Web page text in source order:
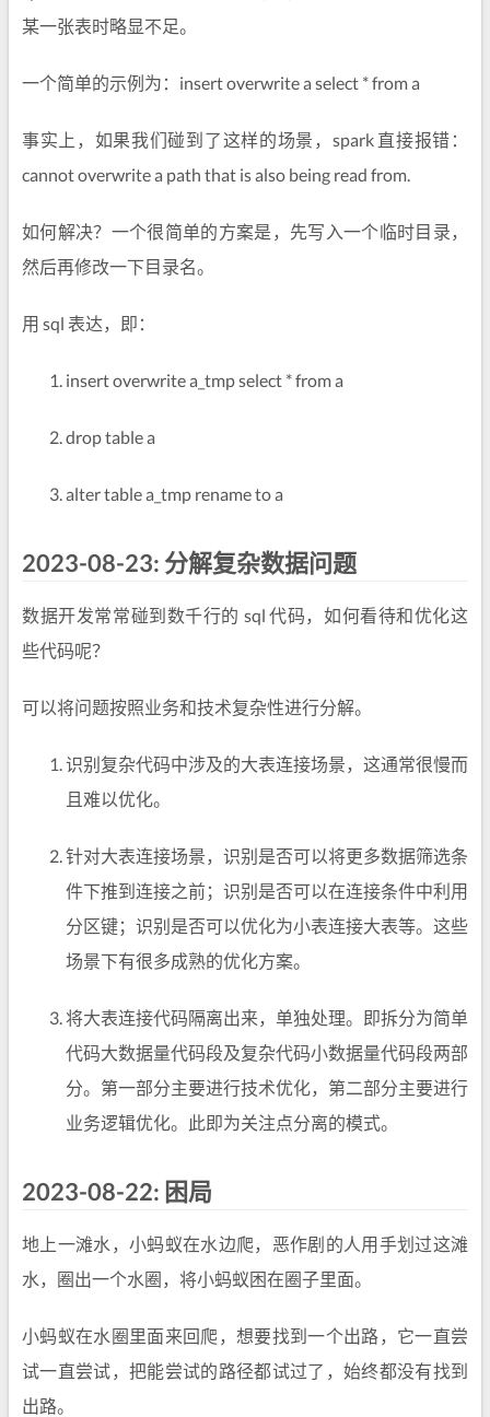
某一张表时略显不足。
一个简单的示例为：insert overwrite a select * from a
事实上，如果我们碰到了这样的场景，spark 直接报错：
cannot overwrite a path that is also being read from.
如何解决？一个很简单的方案是，先写入一个临时目录，
然后再修改一下目录名。
用 sql 表达，即：
insert overwrite a_tmp select * from a
drop table a
alter table a_tmp rename to a
2023-08-23: 分解复杂数据问题
数据开发常常碰到数千行的 sql 代码，如何看待和优化这
些代码呢？
可以将问题按照业务和技术复杂性进行分解。
识别复杂代码中涉及的大表连接场景，这通常很慢而
且难以优化。
针对大表连接场景，识别是否可以将更多数据筛选条
件下推到连接之前；识别是否可以在连接条件中利用
分区键；识别是否可以优化为小表连接大表等。这些
场景下有很多成熟的优化方案。
将大表连接代码隔离出来，单独处理。即拆分为简单
代码大数据量代码段及复杂代码小数据量代码段两部
分。第一部分主要进行技术优化，第二部分主要进行
业务逻辑优化。此即为关注点分离的模式。
2023-08-22: 困局
地上一滩水，小蚂蚁在水边爬，恶作剧的人用手划过这滩
水，圈出一个水圈，将小蚂蚁困在圈子里面。
小蚂蚁在水圈里面来回爬，想要找到一个出路，它一直尝
试一直尝试，把能尝试的路径都试过了，始终都没有找到
出路。